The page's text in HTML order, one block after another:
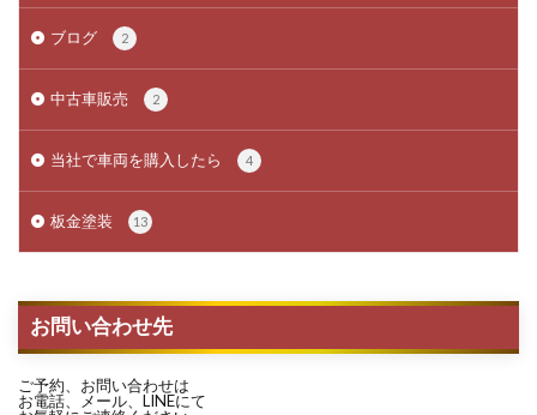
ブログ 2
中古車販売 2
当社で車両を購入したら 4
板金塗装 13
お問い合わせ先
ご予約、お問い合わせは
お電話、メール、LINEにて